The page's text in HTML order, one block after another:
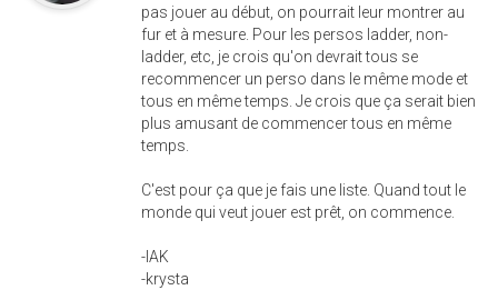
pas jouer au début, on pourrait leur montrer au
fur et à mesure. Pour les persos ladder, non-
ladder, etc, je crois qu'on devrait tous se
recommencer un perso dans le même mode et
tous en même temps. Je crois que ça serait bien
plus amusant de commencer tous en même
temps.
C'est pour ça que je fais une liste. Quand tout le
monde qui veut jouer est prêt, on commence.
-IAK
-krysta